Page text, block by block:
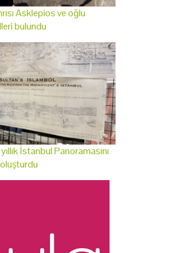
Asklepios ve oğlu
bulundu
İstanbul Panoramasını